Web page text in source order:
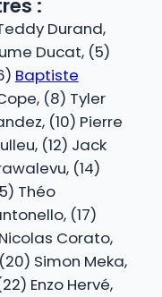
:
Durand,
Ducat, (5)
Baptiste
(8) Tyler
(10) Pierre
(12) Jack
(14)
Théo
(17)
Corato,
Simon Meka,
Enzo Hervé,